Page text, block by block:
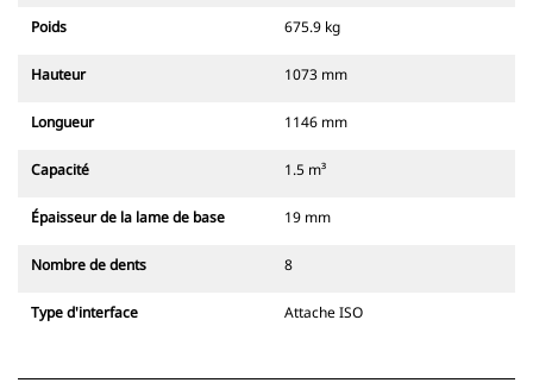
Poids 675.9 kg
Hauteur 1073 mm
Longueur 1146 mm
Capacité 1.5 m³
Épaisseur de la lame de base 19 mm
Nombre de dents 8
Type d'interface Attache ISO